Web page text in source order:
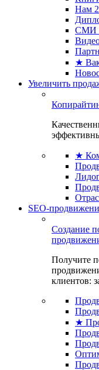
Нам
СМИ
★
Увеличить
★
SEO-
Создание
Получите
клиентов:
★